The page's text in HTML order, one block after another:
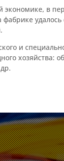
в
и
хозяйства: